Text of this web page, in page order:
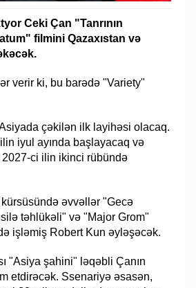
Ceki Çan "Tanrının
filmini Qazaxıstan və
verir ki, bu barədə "Variety"
çəkilən ilk layihəsi olacaq.
iyul ayında başlayacaq və
2027-ci ilin ikinci rübündə
əvvəllər "Gecə
təhlükəli" və "Major Grom"
işləmiş Robert Kun əyləşəcək.
"Asiya şahini" ləqəbli Çanın
etdirəcək. Ssenariyə əsasən,